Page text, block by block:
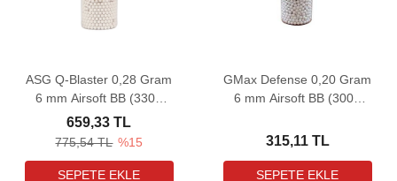
ASG Q-Blaster 0,28 Gram
6 mm Airsoft BB (3300
Adet)
775,54 TL %15
659,33 TL
GMax Defense 0,20 Gram
6 mm Airsoft BB (3000
315,11 TL